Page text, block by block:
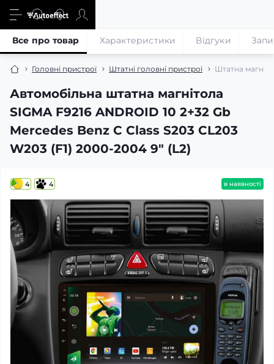
Головні пристрої Штатні головні пристрої Штатна
Автомобільна штатна магнітола
SIGMA F9216 ANDROID 10 2+32 Gb
Mercedes Benz C Class S203 CL203
W203 (F1) 2000-2004 9" (L2)
Все про товар Характеристики Відгуки
4 4 в наявності